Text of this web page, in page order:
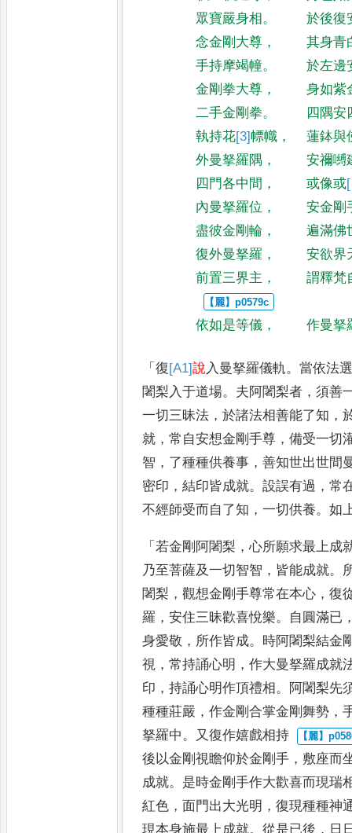
眾寶嚴身相。
於後復
念金剛大尊 ，
其身青
手持摩竭幢。
於左邊
金剛拳大尊 ，
身如紫
二手金剛拳。
四隅安
執持花[3]幖幟 ，
蓮鉢與
外曼拏羅隅 ，
安禰嚩
四門各中間 ， 或像或
內曼拏羅位 ，
安金剛
盡彼金剛輪 ，
遍滿佛
復外曼拏羅 ，
安欲界
前置三界主 ， 謂釋梵
依如是等儀 ， 作曼拏
「復 [A1]說入曼拏羅儀軌。當依法
闍梨入于道場。 夫阿闍梨者 ，須善
一切三昧法 ，於諸法相善能了知 ，
就 ，常自安想金剛手尊 ，備受一切
智 ， 了種種供養事 ，善知世出世間
密印 ，結印皆成就。設誤有過 ，常
不經師受而自了知 ，一切供養。如
「若金剛阿闍梨 ，心所願求最上成
乃至菩薩及一切智智 ， 皆能成就。
闍梨 ，觀想金剛手尊常在本心 ，復
羅 ，安住三昧歡喜悅樂。 自圓滿已
身愛敬 ， 所作皆成。 時阿闍梨結金
視 ，常持誦心明 ，作大曼拏羅成就
印 ，持誦心明作頂禮相 。
阿闍梨先
種種莊嚴 ，作金剛合掌金剛舞勢 ，
拏羅中。
又復作嬉戲相持
後以金剛視瞻仰於金剛手 ， 敷座而
成就。 是時金剛手作大歡喜而現瑞
紅色 ， 面門出大光明 ，復現種種神
現本身施最上成就。從是已後 ， 日